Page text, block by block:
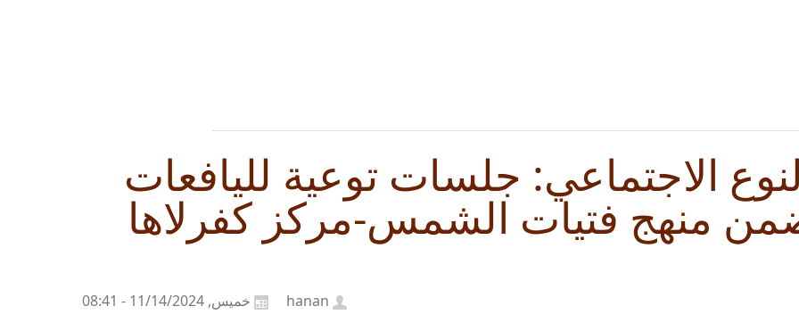
الاجتماعي: جلسات توعية لليافعات
منهج فتيات الشمس-مركز كفرلاها
خميس, 11/14/2024 - 08:41 hanan